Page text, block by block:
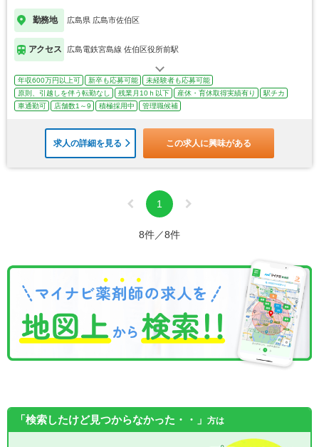
勤務地 広島県 広島市佐伯区
アクセス 広島電鉄宮島線 佐伯区役所前駅
年収600万円以上可 新卒も応募可能
未経験者も応募可能
原則、引越しを伴う転勤なし
残業月10ｈ以下 産休・育休取得実績有り
駅チカ
車通勤可
店舗数1～9 積極採用中 管理職候補
求人の詳細を見る この求人に興味がある
1
8件／8件
「検索したけど見つからなかった・・」 方は